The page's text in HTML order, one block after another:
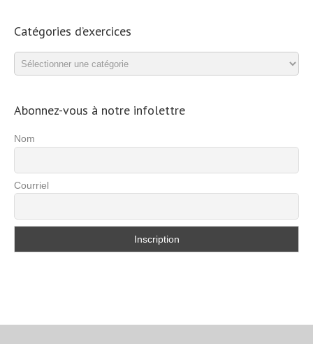
Catégories d’exercices
Catégories
d’exercices
Abonnez-vous à notre infolettre
Nom
Courriel